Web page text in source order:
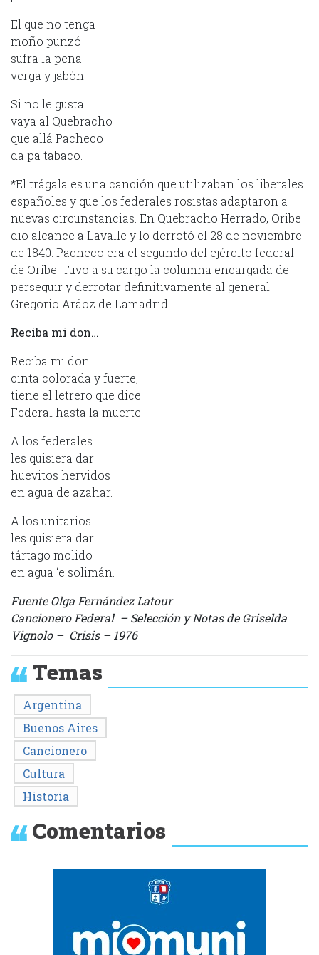
El que no tenga
moño punzó
sufra la pena:
verga y jabón.
Si no le gusta
vaya al Quebracho
que allá Pacheco
da pa tabaco.
*El trágala es una canción que utilizaban los liberales
españoles y que los federales rosistas adaptaron a
nuevas circunstancias. En Quebracho Herrado, Oribe
dio alcance a Lavalle y lo derrotó el 28 de noviembre
de 1840. Pacheco era el segundo del ejército federal
de Oribe. Tuvo a su cargo la columna encargada de
perseguir y derrotar definitivamente al general
Gregorio Aráoz de Lamadrid.
Reciba mi don…
Reciba mi don…
cinta colorada y fuerte,
tiene el letrero que dice:
Federal hasta la muerte.
A los federales
les quisiera dar
huevitos hervidos
en agua de azahar.
A los unitarios
les quisiera dar
tártago molido
en agua ‘e solimán.
Fuente Olga Fernández Latour
Cancionero Federal – Selección y Notas de Griselda
Vignolo – Crisis – 1976
Temas
Argentina
Buenos Aires
Cancionero
Cultura
Historia
Comentarios